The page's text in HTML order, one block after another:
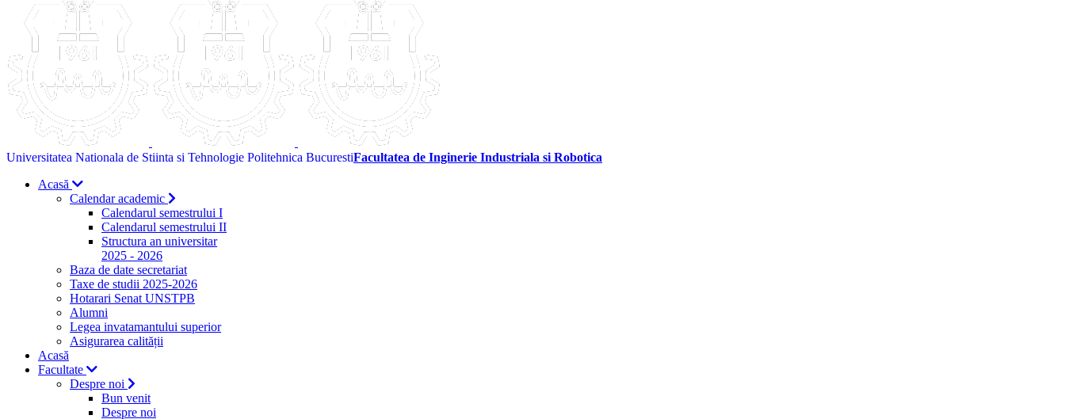
Universitatea Nationala de Stiinta si Tehnologie Politehnica BucurestiFacultatea de Inginerie Industriala si Robotica
Acasă
Calendar academic
Calendarul semestrului I
Calendarul semestrului II
Structura an universitar
2025 - 2026
Baza de date secretariat
Taxe de studii 2025-2026
Hotarari Senat UNSTPB
Alumni
Legea invatamantului superior
Asigurarea calității
Acasă
Facultate
Despre noi
Bun venit
Despre noi